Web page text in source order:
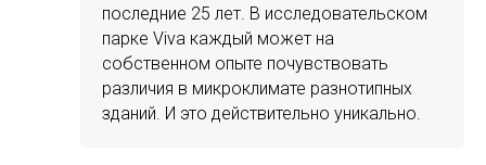
последние 25 лет. В исследовательском
парке Viva каждый может на
собственном опыте почувствовать
различия в микроклимате разнотипных
зданий. И это действительно уникально.